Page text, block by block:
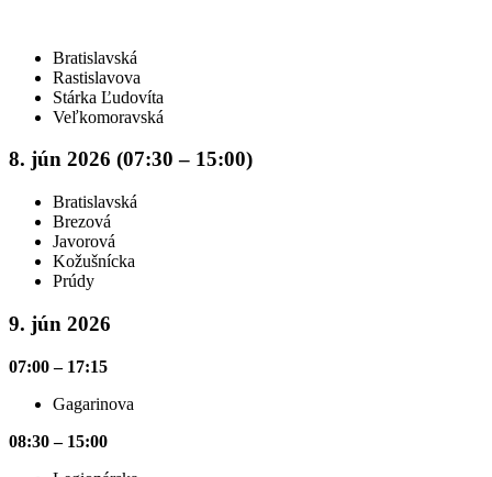
Bratislavská
Rastislavova
Stárka Ľudovíta
Veľkomoravská
8. jún 2026 (07:30 – 15:00)
Bratislavská
Brezová
Javorová
Kožušnícka
Prúdy
9. jún 2026
07:00 – 17:15
Gagarinova
08:30 – 15:00